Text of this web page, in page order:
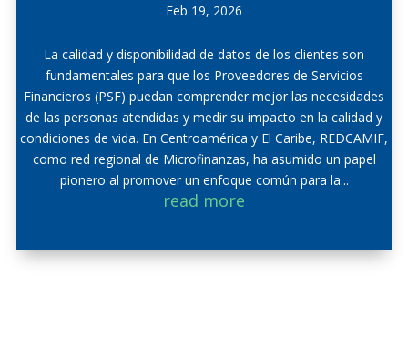
Feb 19, 2026
La calidad y disponibilidad de datos de los clientes son
fundamentales para que los Proveedores de Servicios
Financieros (PSF) puedan comprender mejor las necesidades
de las personas atendidas y medir su impacto en la calidad y
condiciones de vida. En Centroamérica y El Caribe, REDCAMIF,
como red regional de Microfinanzas, ha asumido un papel
pionero al promover un enfoque común para la...
read more